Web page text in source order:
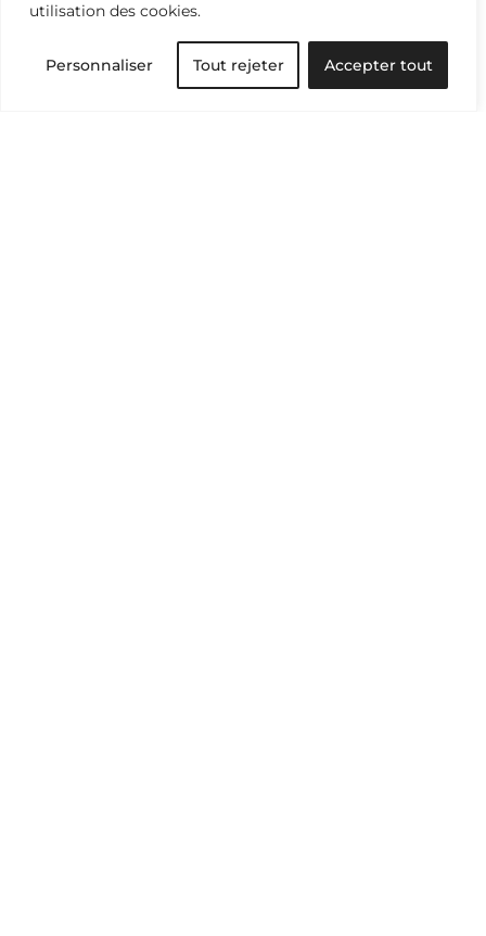
utilisation des cookies.
Personnaliser Tout rejeter Accepter tout